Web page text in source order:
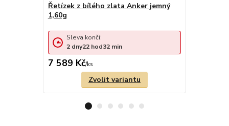
Řetízek z bílého zlata Anker jemný
1,60g
7 589 Kč/ks
Sleva končí:
2 dny22 hod32 min
Zvolit variantu